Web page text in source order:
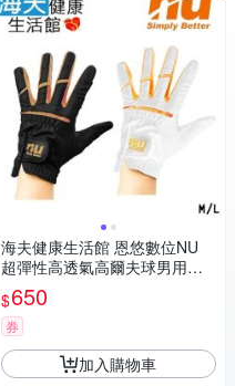
海夫健康生活館 恩悠數位NU
超彈性高透氣高爾夫球男用手
套 左手單入 黑/白 9GL171MB
O0
$650
券
加入購物車